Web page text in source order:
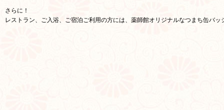
さらに！
レストラン、ご入浴、ご宿泊ご利用の方には、薬師館オリジナルなつまち缶バッ